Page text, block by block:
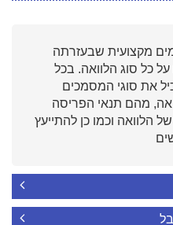
מקצועית שבעזרתה
כל סוג הלוואה. בכל
את סוגי המסמכים
מהם תנאי הפריסה
הלוואה וכמו כן להתייעץ